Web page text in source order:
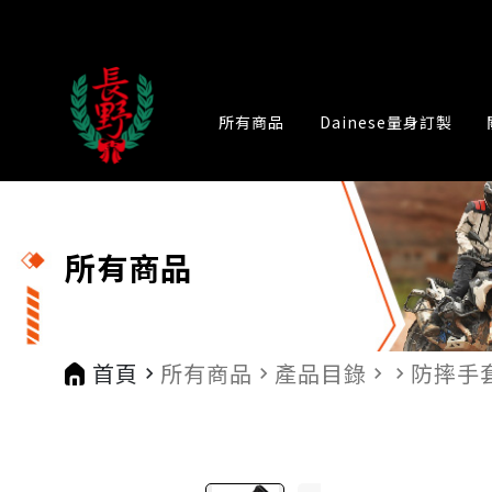
所有商品 Dainese量身訂製
所有商品
首頁 navigate_next 所有商品 navigate_next 產品目錄 navigate_next navigate_next 防摔手